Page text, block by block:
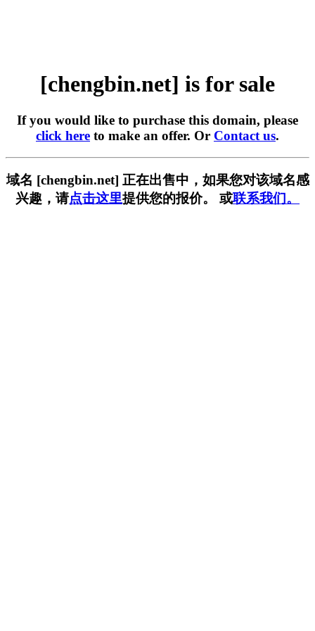
[chengbin.net] is for sale
If you would like to purchase this domain, please
click here to make an offer. Or Contact us.
域名 [chengbin.net] 正在出售中，如果您对该域名感
兴趣，请点击这里提供您的报价。 或联系我们。